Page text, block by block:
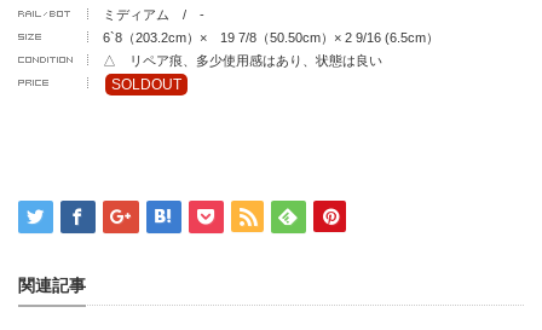
ミディアム / -
6`8（203.2cm）× 19 7/8（50.50cm）× 2 9/16 (6.5cm）
△ リペア痕、多少使用感はあり、状態は良い
SOLDOUT
関連記事